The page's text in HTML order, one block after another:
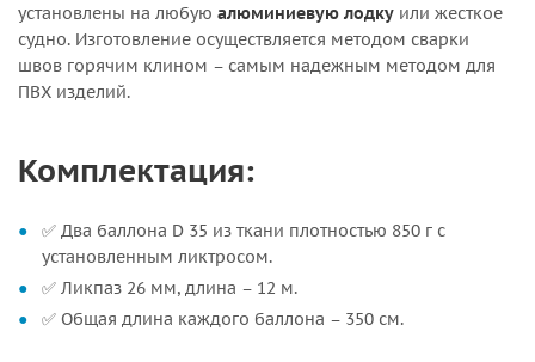
установлены на любую алюминиевую лодку или жесткое
судно. Изготовление осуществляется методом сварки
швов горячим клином – самым надежным методом для
ПВХ изделий.
Комплектация:
✅ Два баллона D 35 из ткани плотностью 850 г с
установленным ликтросом.
✅ Ликпаз 26 мм, длина – 12 м.
✅ Общая длина каждого баллона – 350 см.